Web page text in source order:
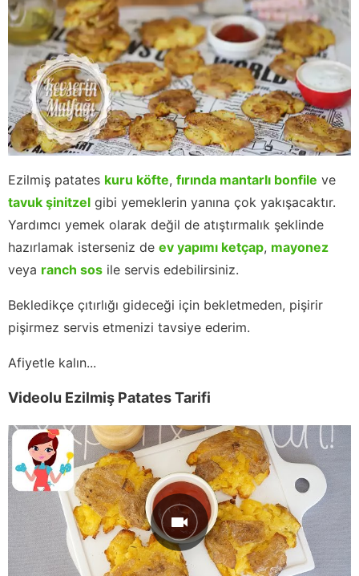
Ezilmiş patates kuru köfte, fırında mantarlı bonfile ve
tavuk şinitzel gibi yemeklerin yanına çok yakışacaktır.
Yardımcı yemek olarak değil de atıştırmalık şeklinde
hazırlamak isterseniz de ev yapımı ketçap, mayonez
veya ranch sos ile servis edebilirsiniz.
Bekledikçe çıtırlığı gideceği için bekletmeden, pişirir
pişirmez servis etmenizi tavsiye ederim.
Afiyetle kalın...
Videolu Ezilmiş Patates Tarifi